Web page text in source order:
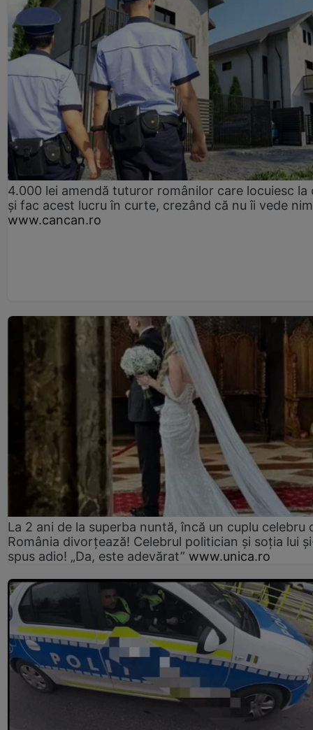
4.000 lei amendă tuturor românilor care locuiesc la
și fac acest lucru în curte, crezând că nu îi vede
www.cancan.ro
La 2 ani de la superba nuntă, încă un cuplu celebru
România divorțează! Celebrul politician și soția lui
spus adio! „Da, este adevărat” www.unica.ro